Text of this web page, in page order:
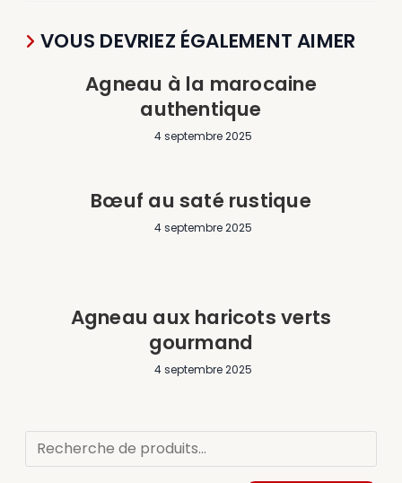
VOUS DEVRIEZ ÉGALEMENT AIMER
Agneau à la marocaine
authentique
4 septembre 2025
Bœuf au saté rustique
4 septembre 2025
Agneau aux haricots verts
gourmand
4 septembre 2025